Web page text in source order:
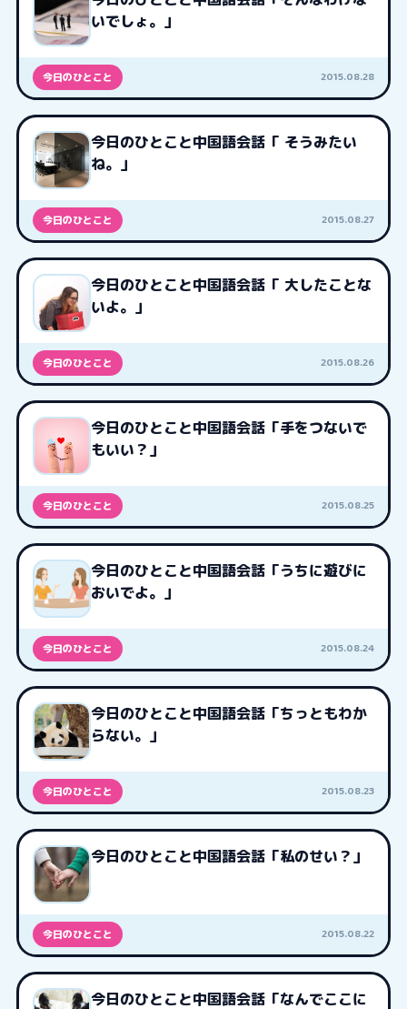
いでしょ。」
今日のひとこと 2015.08.28
今日のひとこと中国語会話「 そうみたい
ね。」
今日のひとこと 2015.08.27
今日のひとこと中国語会話「 大したことな
いよ。」
今日のひとこと 2015.08.26
今日のひとこと中国語会話「手をつないで
もいい？」
今日のひとこと 2015.08.25
今日のひとこと中国語会話「うちに遊びに
おいでよ。」
今日のひとこと 2015.08.24
今日のひとこと中国語会話「ちっともわか
らない。」
今日のひとこと 2015.08.23
今日のひとこと中国語会話「私のせい？」
今日のひとこと 2015.08.22
今日のひとこと中国語会話「なんでここに